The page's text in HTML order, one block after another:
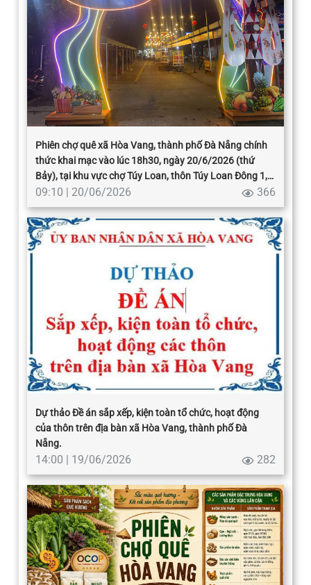
Phiên chợ quê xã Hòa Vang, thành phố Đà Nẵng chính
thức khai mạc vào lúc 18h30, ngày 20/6/2026 (thứ
Bảy), tại khu vực chợ Túy Loan, thôn Túy Loan Đông 1,
xã Hòa Vang.
09:10 | 20/06/2026 366
Dự thảo Đề án sắp xếp, kiện toàn tổ chức, hoạt động
của thôn trên địa bàn xã Hòa Vang, thành phố Đà
Nẵng.
14:00 | 19/06/2026 282